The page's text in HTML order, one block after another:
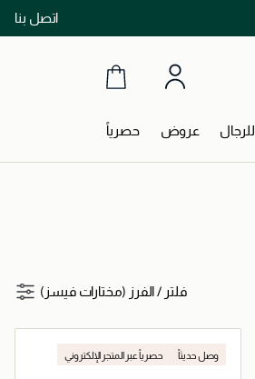
اتصل بنااشتري الآن و ادفع لاحقاً مع تابي و تمارا!
للرجال عروض حصرياً
فلتر /الفرز (مختارات فيسز)
وصل حديثاً حصرياً عبر المتجر الإلكتروني